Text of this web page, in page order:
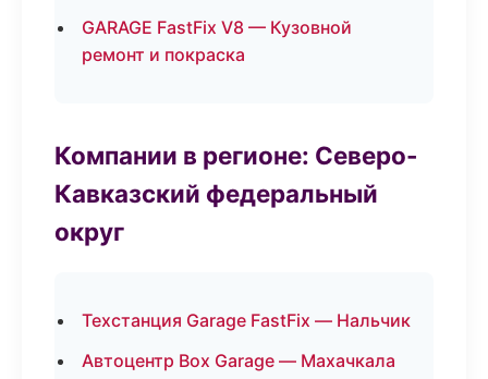
GARAGE FastFix V8 — Кузовной
ремонт и покраска
Компании в регионе: Северо-
Кавказский федеральный
округ
Техстанция Garage FastFix — Нальчик
Автоцентр Box Garage — Махачкала